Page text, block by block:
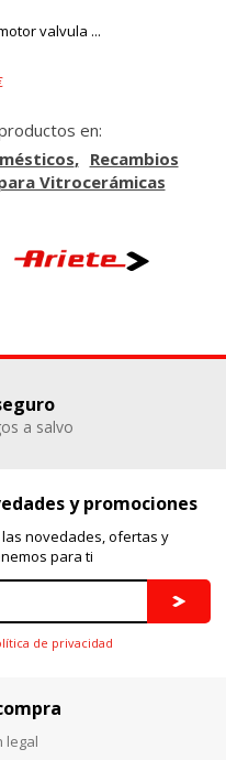
valvula ...
en:
Recambios
Vitrocerámicas
a salvo
y promociones
novedades, ofertas y
para ti
de privacidad
legal
_evPromt